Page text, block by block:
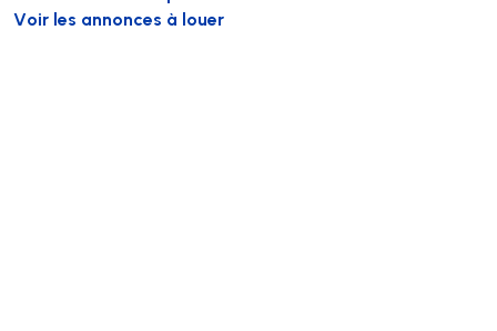
Voir les annonces à louer